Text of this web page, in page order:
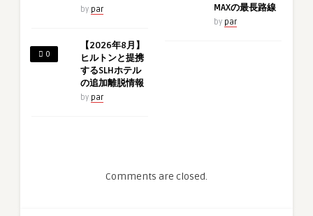
by par
0
【2026年8月】
ヒルトンと提携
するSLHホテル
の追加離脱情報
by par
MAXの最長路線
by par
Comments are closed.